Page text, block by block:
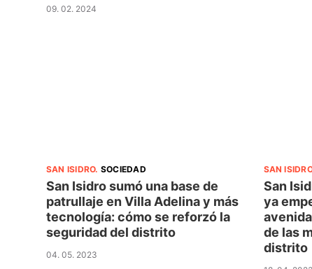
09. 02. 2024
SAN ISIDRO. SOCIEDAD
San Isidro sumó una base de
patrullaje en Villa Adelina y más
tecnología: cómo se reforzó la
seguridad del distrito
04. 05. 2023
SAN ISIDRO
San
ya
de las
distrito